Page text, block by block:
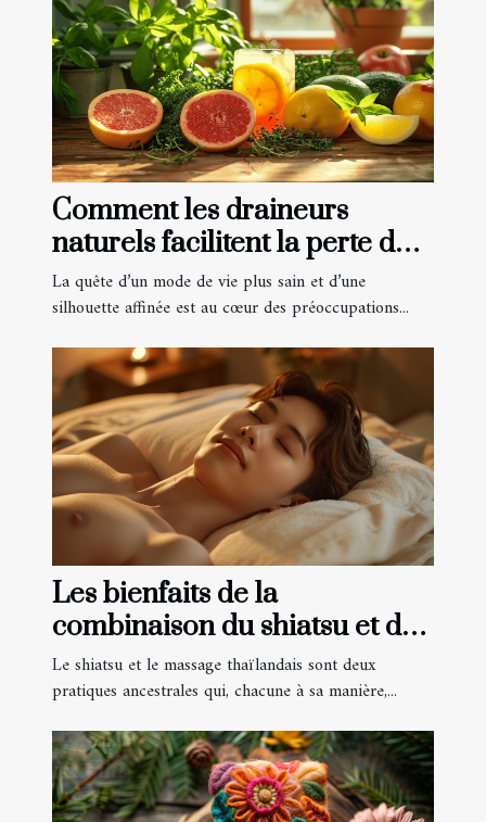
Comment les draineurs
naturels facilitent la perte de
poids et la détoxification
La quête d’un mode de vie plus sain et d’une
silhouette affinée est au cœur des préoccupations...
Les bienfaits de la
combinaison du shiatsu et du
massage thai
Le shiatsu et le massage thaïlandais sont deux
pratiques ancestrales qui, chacune à sa manière,...